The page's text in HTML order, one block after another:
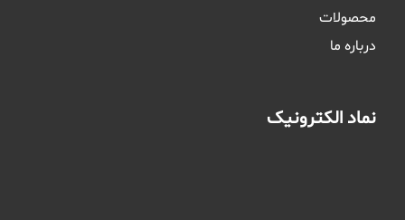
محصولات
درباره ما
نماد الکترونیک